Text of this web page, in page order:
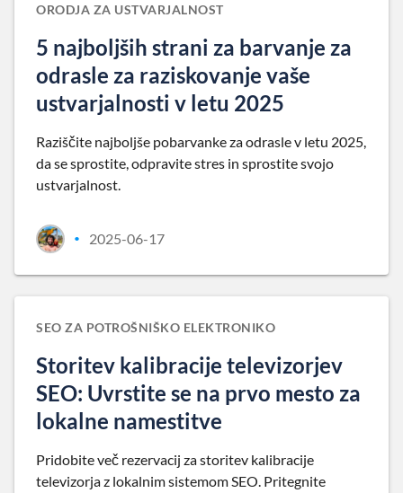
ORODJA ZA USTVARJALNOST
5 najboljših strani za barvanje za
odrasle za raziskovanje vaše
ustvarjalnosti v letu 2025
Raziščite najboljše pobarvanke za odrasle v letu 2025,
da se sprostite, odpravite stres in sprostite svojo
ustvarjalnost.
• 2025-06-17
SEO ZA POTROŠNIŠKO ELEKTRONIKO
Storitev kalibracije televizorjev
SEO: Uvrstite se na prvo mesto za
lokalne namestitve
Pridobite več rezervacij za storitev kalibracije
televizorja z lokalnim sistemom SEO. Pritegnite